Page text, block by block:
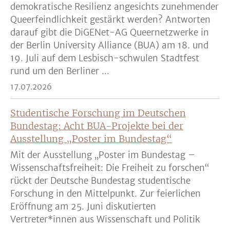
demokratische Resilienz angesichts zunehmender
Queerfeindlichkeit gestärkt werden? Antworten
darauf gibt die DiGENet-AG Queernetzwerke in
der Berlin University Alliance (BUA) am 18. und
19. Juli auf dem Lesbisch-schwulen Stadtfest
rund um den Berliner ...
17.07.2026
Studentische Forschung im Deutschen
Bundestag: Acht BUA-Projekte bei der
Ausstellung „Poster im Bundestag“
Mit der Ausstellung „Poster im Bundestag –
Wissenschaftsfreiheit: Die Freiheit zu forschen“
rückt der Deutsche Bundestag studentische
Forschung in den Mittelpunkt. Zur feierlichen
Eröffnung am 25. Juni diskutierten
Vertreter*innen aus Wissenschaft und Politik